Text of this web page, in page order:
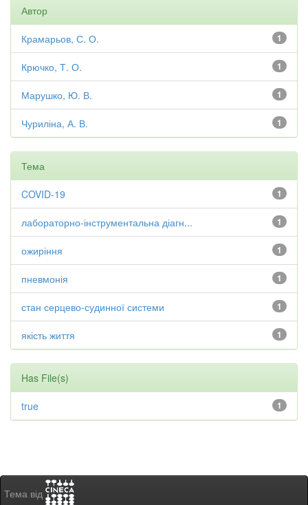
Автор
1
Крамарьов, С. О.
1
Крючко, Т. О.
1
Марушко, Ю. В.
1
Чуриліна, А. В.
Тема
1
COVID-19
1
лабораторно-інструментальна діагн...
1
ожиріння
1
пневмонія
1
стан серцево-судинної системи
1
якість життя
Has File(s)
1
true
Тема від